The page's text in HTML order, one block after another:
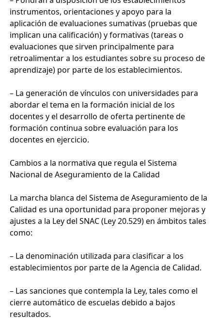
instrumentos, orientaciones y apoyo para la
aplicación de evaluaciones sumativas (pruebas que
implican una calificación) y formativas (tareas o
evaluaciones que sirven principalmente para
retroalimentar a los estudiantes sobre su proceso de
aprendizaje) por parte de los establecimientos.
– La generación de vínculos con universidades para
abordar el tema en la formación inicial de los
docentes y el desarrollo de oferta pertinente de
formación continua sobre evaluación para los
docentes en ejercicio.
Cambios a la normativa que regula el Sistema
Nacional de Aseguramiento de la Calidad
La marcha blanca del Sistema de Aseguramiento de la
Calidad es una oportunidad para proponer mejoras y
ajustes a la Ley del SNAC (Ley 20.529) en ámbitos tales
como:
– La denominación utilizada para clasificar a los
establecimientos por parte de la Agencia de Calidad.
– Las sanciones que contempla la Ley, tales como el
cierre automático de escuelas debido a bajos
resultados.